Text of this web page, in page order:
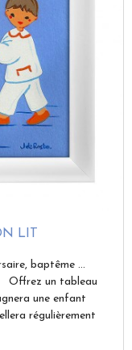
LIT
baptême ...
Offrez un tableau
une enfant
régulièrement